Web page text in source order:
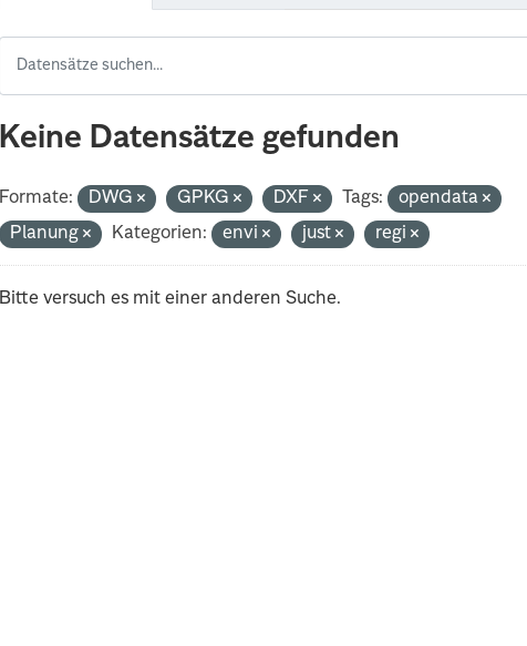
Keine Datensätze gefunden
Formate: DWG GPKG DXF Tags:
opendata
Planung
Kategorien: envi just regi
Bitte versuch es mit einer anderen Suche.